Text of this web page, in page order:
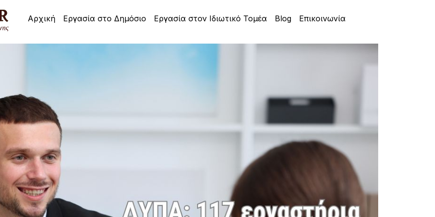
Αρχική Εργασία στο Δημόσιο Εργασία στον Ιδιωτικό Τομέα Blog Επικοινωνία